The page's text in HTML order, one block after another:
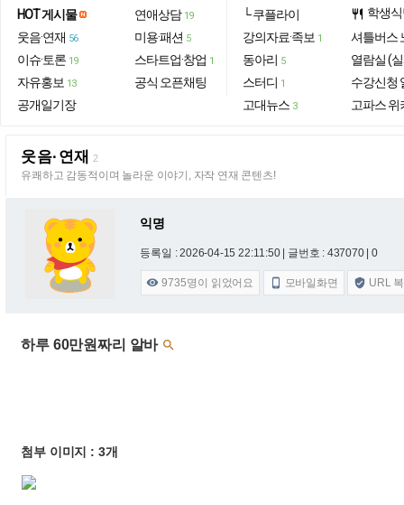
HOT 게시물
웃음·연재 56
이슈·토론 19
자유홍보 13
공개일기장
연애상담 19
미용·패션 5
스타트업·창업 1
공식 오픈채팅
└ 쿠플라이
강의자료·족보 1
동아리 5
스터디 1
고대뉴스 3
restaurant 학생
셔틀버스
열람실 (
수강신청
고파스 위
웃음·연재 2
유쾌하고 감동적이며 놀라운 이야기, 자작 연재 콘텐츠!
익명
등록일 : 2026-04-15 22:11:50 | 글번호 : 437070 | 0
 9735명이 읽었어요  모바일화면  URL
하루 60만원짜리 알바 
첨부 이미지 : 3개